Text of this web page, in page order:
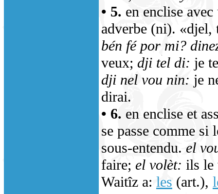
• 5. en enclise
adverbe (ni).
bén fé por mi?
veux; dji tel di: je
dji nel vou nin: je
dirai.
• 6. en enclise et
se passe comme si
sous-entendu. el
faire; el volèt: ils le
Waitîz a: les (art.),